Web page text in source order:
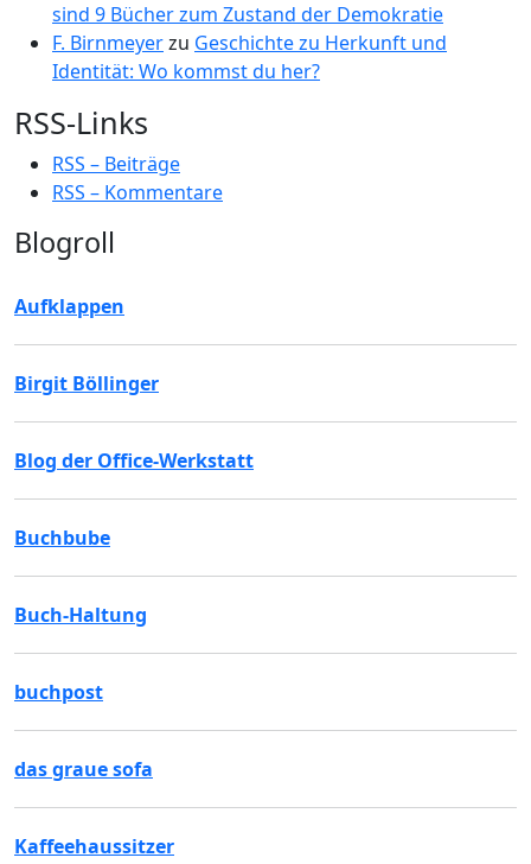
sind 9 Bücher zum Zustand der Demokratie
F. Birnmeyerzu Geschichte zu Herkunft und
Identität: Wo kommst du her?
RSS-Links
RSS – Beiträge
RSS – Kommentare
Blogroll
Aufklappen
Birgit Böllinger
Blog der Office-Werkstatt
Buchbube
Buch-Haltung
buchpost
das graue sofa
Kaffeehaussitzer